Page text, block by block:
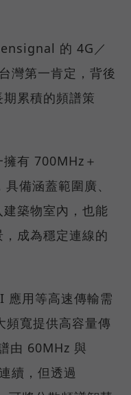
的 4G／
灣第一肯定，背後
累積的頻譜策
有 700MHz＋
備涵蓋範圍廣、
築物室內，也能
成為穩定連線的
應用等高速傳輸需
寬提供高容量傳
由 60MHz 與
續，但透過